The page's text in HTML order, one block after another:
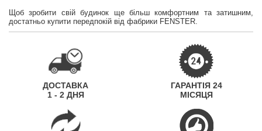
Щоб зробити свій будинок ще більш комфортним та затишним,
достатньо купити передпокій від фабрики FENSTER.
ДОСТАВКА
1 - 2 ДНЯ
ГАРАНТІЯ 24
МІСЯЦЯ